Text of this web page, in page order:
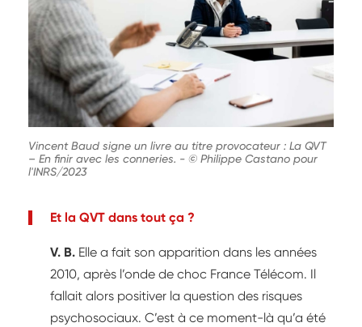
Vincent Baud signe un livre au titre provocateur : La QVT
– En finir avec les conneries. - © Philippe Castano pour
l'INRS/2023
Et la QVT dans tout ça ?
V. B. Elle a fait son apparition dans les années
2010, après l’onde de choc France Télécom. Il
fallait alors positiver la question des risques
psychosociaux. C’est à ce moment-là qu’a été